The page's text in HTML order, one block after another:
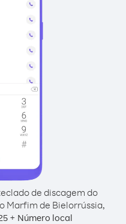
de discagem do
Marfim de Bielorrússia,
+ Número local